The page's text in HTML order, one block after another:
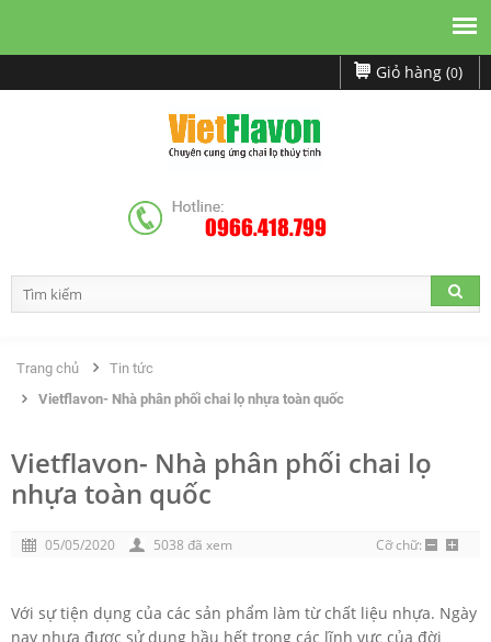
Giỏ hàng (0)
0966.418.799
Trang chủ
Tin tức
Vietflavon- Nhà phân phối chai lọ nhựa toàn quốc
Vietflavon- Nhà phân phối chai lọ
nhựa toàn quốc
05/05/2020 5038 đã xem Cỡ chữ:
Với sự tiện dụng của các sản phẩm làm từ chất liệu nhựa. Ngày
nay nhựa được sử dụng hầu hết trong các lĩnh vực của đời